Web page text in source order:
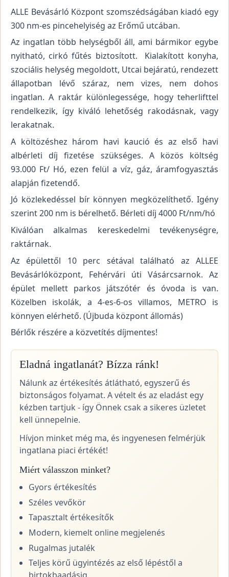
ALLE Bevásárló Központ szomszédságában kiadó egy
300 nm-es pincehelyiség az Erőmű utcában.
Az ingatlan több helységből áll, ami bármikor egybe
nyitható, cirkó fűtés biztosított. Kialakított konyha,
szociális helység megoldott, Utcai bejáratú, rendezett
állapotban lévő száraz, nem vizes, nem dohos
ingatlan. A raktár különlegessége, hogy teherlifttel
rendelkezik, így kiváló lehetőség rakodásnak, vagy
lerakatnak.
A költözéshez három havi kaució és az első havi
albérleti díj fizetése szükséges. A közös költség
93.000 Ft/ Hó, ezen felül a víz, gáz, áramfogyasztás
alapján fizetendő.
Jó közlekedéssel bír könnyen megközelíthető. Igény
szerint 200 nm is bérelhető. Bérleti díj 4000 Ft/nm/hó
Kiválóan alkalmas kereskedelmi tevékenységre,
raktárnak.
Az épülettől 10 perc sétával található az ALLEE
Bevásárlóközpont, Fehérvári úti Vásárcsarnok. Az
épület mellett parkos játszótér és óvoda is van.
Közelben iskolák, a 4-es-6-os villamos, METRO is
könnyen elérhető. (Újbuda központ állomás)
Bérlők részére a közvetítés díjmentes!
Eladná ingatlanát? Bízza ránk!
Nálunk az értékesítés átlátható, egyszerű és
biztonságos folyamat. A vételt és az eladást egy
kézben tartjuk - így Önnek csak a sikeres üzletet
kell ünnepelnie.
Hívjon minket még ma, és ingyenesen felmérjük
ingatlana piaci értékét!
Miért válasszon minket?
Gyors értékesítés
Széles vevőkör
Tapasztalt értékesítők
Modern, kiemelt online megjelenés
Rugalmas jutalék
Teljes körű ügyintézés az első lépéstől a